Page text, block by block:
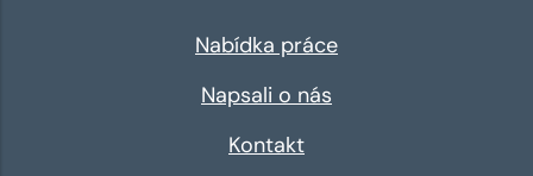
Nabídka práce
Napsali o nás
Kontakt